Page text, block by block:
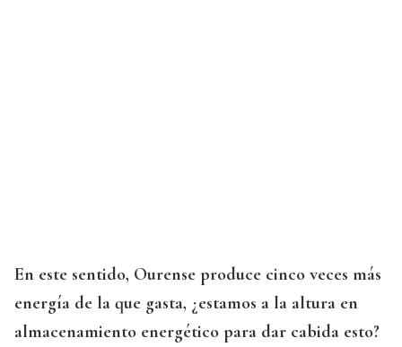
En este sentido, Ourense produce cinco veces más
energía de la que gasta, ¿estamos a la altura en
almacenamiento energético para dar cabida esto?